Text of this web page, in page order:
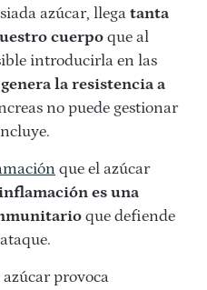
azúcar, llegatanta
cuerpoque al
introducirla en las
genera la resistencia a
no puede gestionar
que el azúcar
es una
que defiende
provoca